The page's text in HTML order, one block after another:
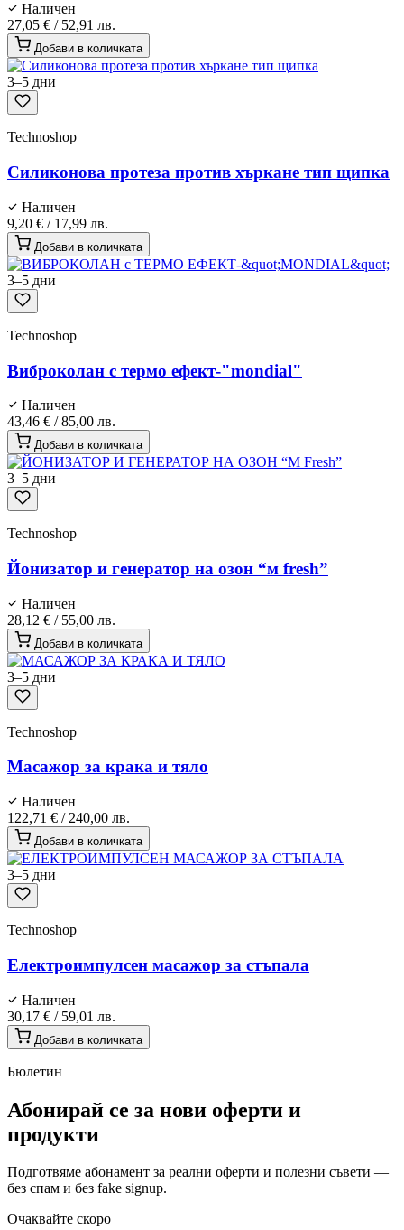
Наличен
27,05 € / 52,91 лв.
Добави в количката
3–5 дни
Technoshop
Силиконова протеза против хъркане тип щипка
Наличен
9,20 € / 17,99 лв.
Добави в количката
3–5 дни
Technoshop
Виброколан с термо ефект-"mondial"
Наличен
43,46 € / 85,00 лв.
Добави в количката
3–5 дни
Technoshop
Йонизатор и генератор на озон “м fresh”
Наличен
28,12 € / 55,00 лв.
Добави в количката
3–5 дни
Technoshop
Масажор за крака и тяло
Наличен
122,71 € / 240,00 лв.
Добави в количката
3–5 дни
Technoshop
Електроимпулсен масажор за стъпала
Наличен
30,17 € / 59,01 лв.
Добави в количката
Бюлетин
Абонирай се за нови оферти и
продукти
Подготвяме абонамент за реални оферти и полезни съвети —
без спам и без fake signup.
Очаквайте скоро